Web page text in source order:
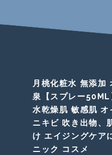
月桃化粧水 無添加
泉【スプレー
水乾燥肌 敏感肌
ニキビ 吹き出物、
け エイジングケア
ニック コスメ